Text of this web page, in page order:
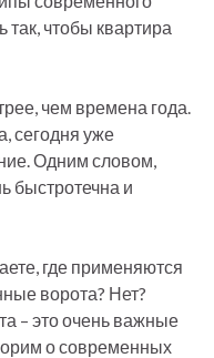
так, чтобы квартира
чем времена года.
сегодня уже
Одним словом,
быстротечна и
где применяются
ворота? Нет?
– это очень важные
о современных